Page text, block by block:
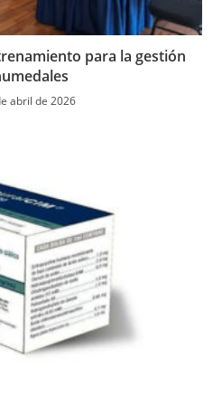
para la gestión
abril de 2026